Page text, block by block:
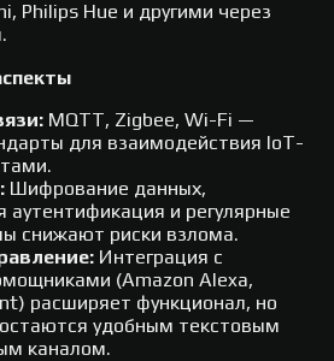
Philips Hue и другими через
MQTT, Zigbee, Wi-Fi —
для взаимодействия IoT-
Шифрование данных,
аутентификация и регулярные
снижают риски взлома.
Интеграция с
(Amazon Alexa,
расширяет функционал, но
удобным текстовым
каналом.